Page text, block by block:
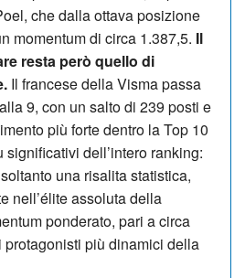
che dalla ottava posizione
momentum di circa 1.387,5. Il
resta però quello di
Il francese della Visma passa
9, con un salto di 239 posti e
più forte dentro la Top 10
dell’intero ranking:
una risalita statistica,
nell’élite assoluta della
ponderato, pari a circa
protagonisti più dinamici della